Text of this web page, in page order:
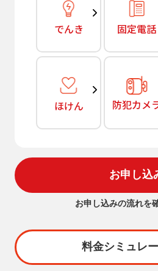
でんき 固定電話
ほけん 防犯カメ
お申し込
お申し込みの流れを
料金シミュレ